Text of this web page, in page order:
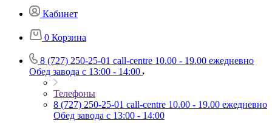
Кабинет
0 Корзина
8 (727) 250-25-01 call-centre 10.00 - 19.00 ежедневно
Обед завода с 13:00 - 14:00
Телефоны
8 (727) 250-25-01 call-centre 10.00 - 19.00 ежедневно
Обед завода с 13:00 - 14:00